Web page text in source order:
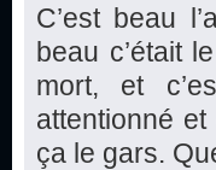
C’est beau
beau c’était
mort, et
attentionné
ça le gars.